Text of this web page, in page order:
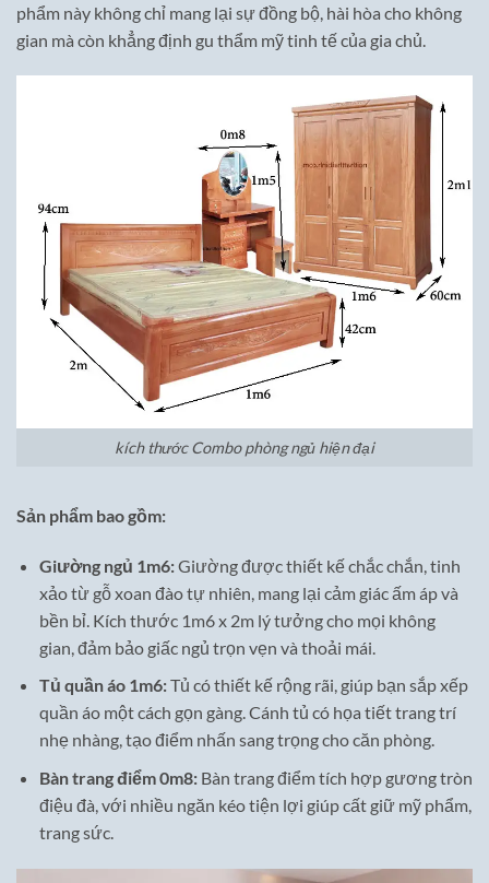
phẩm này không chỉ mang lại sự đồng bộ, hài hòa cho không
gian mà còn khẳng định gu thẩm mỹ tinh tế của gia chủ.
kích thước Combo phòng ngủ hiện đại
Sản phẩm bao gồm:
Giường ngủ 1m6:Giường được thiết kế chắc chắn, tinh
xảo từ gỗ xoan đào tự nhiên, mang lại cảm giác ấm áp và
bền bỉ. Kích thước 1m6 x 2m lý tưởng cho mọi không
gian, đảm bảo giấc ngủ trọn vẹn và thoải mái.
Tủ quần áo 1m6:Tủ có thiết kế rộng rãi, giúp bạn sắp xếp
quần áo một cách gọn gàng. Cánh tủ có họa tiết trang trí
nhẹ nhàng, tạo điểm nhấn sang trọng cho căn phòng.
Bàn trang điểm 0m8:Bàn trang điểm tích hợp gương tròn
điệu đà, với nhiều ngăn kéo tiện lợi giúp cất giữ mỹ phẩm,
trang sức.